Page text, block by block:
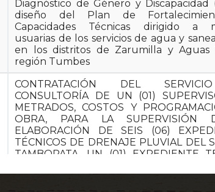
Diagnóstico de Género y Discapacidad
diseño del Plan de
Capacidades Técnicas dirigido a
usuarias de los servicios de agua y
en los distritos de Zarumilla y Aguas
región Tumbes
CONTRATACIÓN DEL
CONSULTORÍA DE UN (01)
METRADOS, COSTOS Y
OBRA, PARA LA SUPERVISIÓN
ELABORACIÓN DE SEIS (06)
TÉCNICOS DE DRENAJE PLUVIAL DEL
TAMBOPATA, UN (01) EXPEDIENTE
TRIUNFO Y DOS (02) EXPEDIENTES